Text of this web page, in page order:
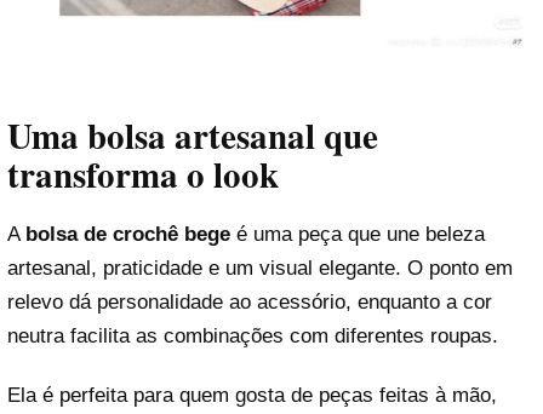
Uma bolsa artesanal que
transforma o look
A bolsa de crochê bege é uma peça que une beleza
artesanal, praticidade e um visual elegante. O ponto em
relevo dá personalidade ao acessório, enquanto a cor
neutra facilita as combinações com diferentes roupas.
Ela é perfeita para quem gosta de peças feitas à mão,